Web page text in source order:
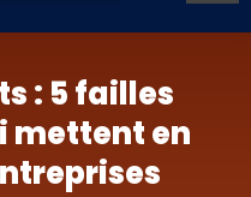
: 5 failles
mettent en